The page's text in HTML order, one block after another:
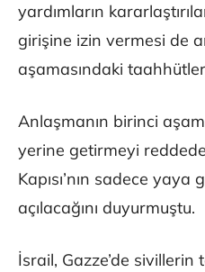
yardımların
girişine izin vermesi de
aşamasındaki
Anlaşmanın birinci
yerine getirmeyi
Kapısı’nın sadece yaya
açılacağını duyurmuştu.
İsrail, Gazze’de sivillerin